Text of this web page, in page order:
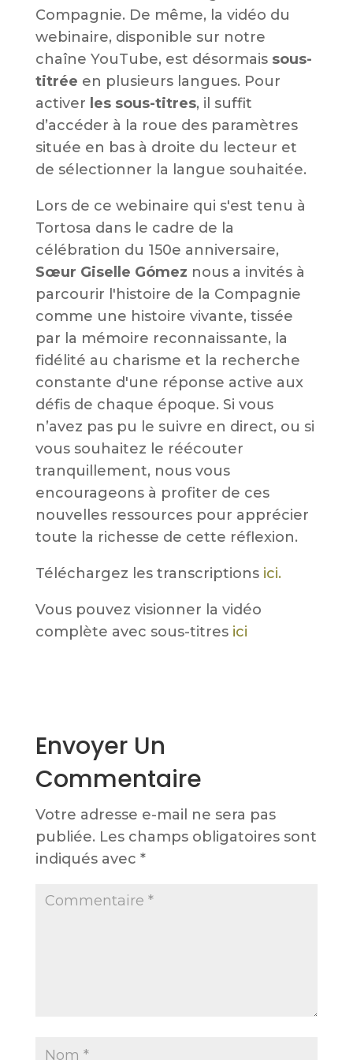
Compagnie. De même, la vidéo du
webinaire, disponible sur notre
chaîne YouTube, est désormais sous-
titrée en plusieurs langues. Pour
activer les sous-titres, il suffit
d’accéder à la roue des paramètres
située en bas à droite du lecteur et
de sélectionner la langue souhaitée.
Lors de ce webinaire qui s'est tenu à
Tortosa dans le cadre de la
célébration du 150e anniversaire,
Sœur Giselle Gómez nous a invités à
parcourir l'histoire de la Compagnie
comme une histoire vivante, tissée
par la mémoire reconnaissante, la
fidélité au charisme et la recherche
constante d'une réponse active aux
défis de chaque époque. Si vous
n’avez pas pu le suivre en direct, ou si
vous souhaitez le réécouter
tranquillement, nous vous
encourageons à profiter de ces
nouvelles ressources pour apprécier
toute la richesse de cette réflexion.
Téléchargez les transcriptionsici.
Vous pouvez visionner la vidéo
complète avec sous-titresici
Envoyer Un
Commentaire
Votre adresse e-mail ne sera pas
publiée. Les champs obligatoires sont
indiqués avec *